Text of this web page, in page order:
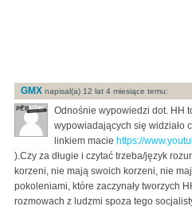
GMX napisal(a) 12 lat 4 miesiące temu:
Odnośnie wypowiedzi dot. HH
wypowiadających się widziało
linkiem macie https://
).Czy za długie i czytać trzeba/język
korzeni, nie mają swoich korzeni, nie
pokoleniami, które zaczynały tworzych
rozmowach z ludzmi spoza tego